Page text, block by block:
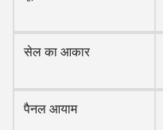
सेल का आकार
पैनल आयाम